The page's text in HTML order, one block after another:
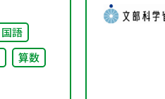
国語
算数